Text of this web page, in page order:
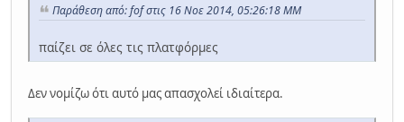
Παράθεση από: fof στις 16 Νοε 2014, 05:26:18 ΜΜ
παίζει σε όλες τις πλατφόρμες
Δεν νομίζω ότι αυτό μας απασχολεί ιδιαίτερα.